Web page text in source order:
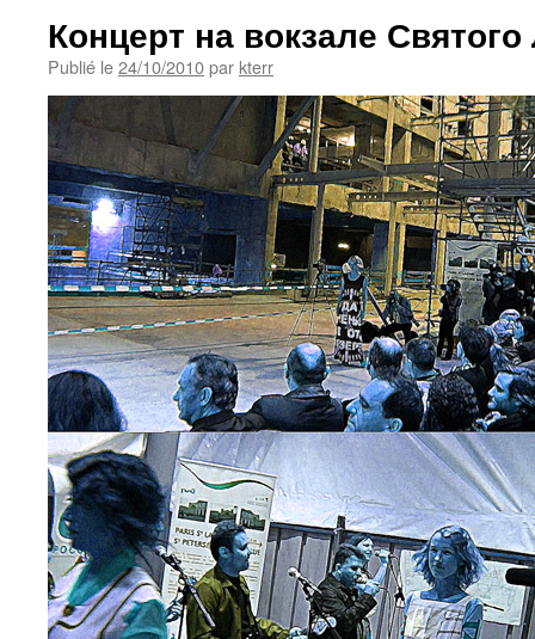
Концерт на вокзале
Publié le24/10/2010par kterr